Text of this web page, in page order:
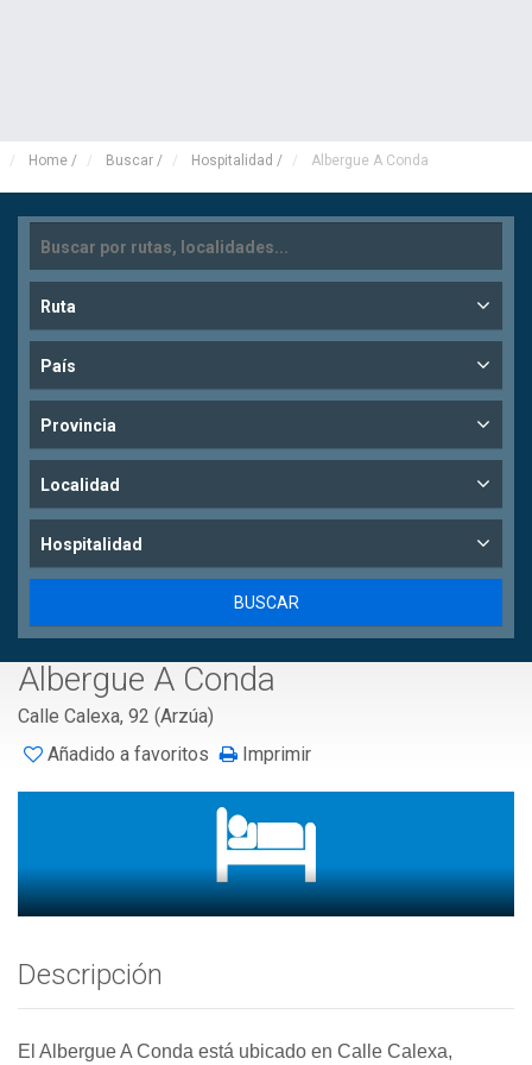
Home / Buscar / Hospitalidad / Albergue A Conda
Ruta
País
Provincia
Localidad
Hospitalidad
Albergue A Conda
Calle Calexa, 92 (Arzúa)
Añadido a favoritos
Imprimir
Descripción
El Albergue A Conda está ubicado en Calle Calexa,